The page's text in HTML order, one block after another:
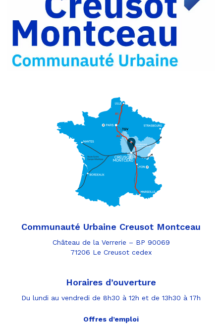
Communauté Urbaine Creusot Montceau
Château de la Verrerie – BP 90069
71206 Le Creusot cedex
Horaires d’ouverture
Du lundi au vendredi de 8h30 à 12h et de 13h30 à 17h
Offres d’emploi